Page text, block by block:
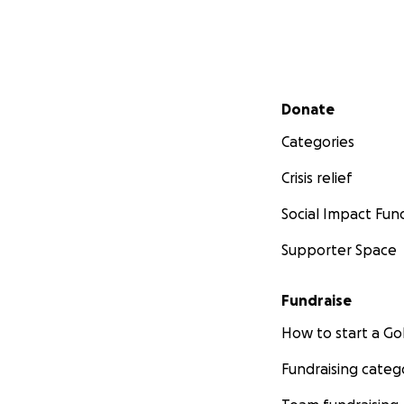
Secondary menu
Donate
Categories
Crisis relief
Social Impact
Supporter Space
Fundraise
How to start a
Fundraising